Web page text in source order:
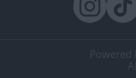
Powered